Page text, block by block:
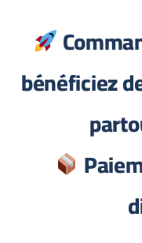
bénéficiez